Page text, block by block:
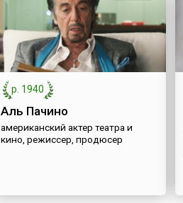
р. 1940
Аль Пачино
американский актер театра и
кино, режиссер, продюсер